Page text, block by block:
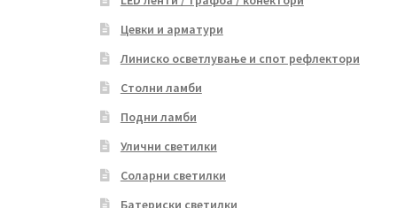
Цевки и арматури
Линиско осветлување и спот рефлектори
Столни ламби
Подни ламби
Улични светилки
Соларни светилки